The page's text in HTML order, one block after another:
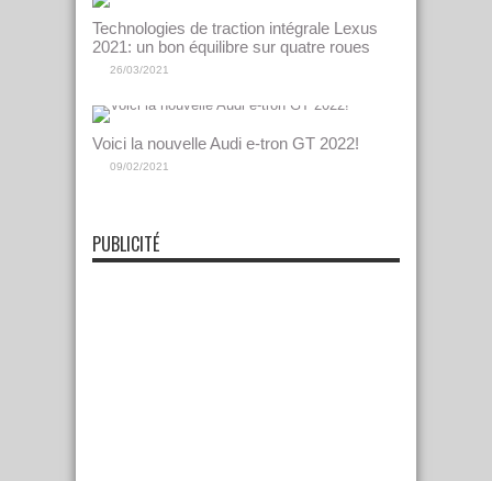
Technologies de traction intégrale Lexus
2021: un bon équilibre sur quatre roues
26/03/2021
Voici la nouvelle Audi e-tron GT 2022!
09/02/2021
PUBLICITÉ